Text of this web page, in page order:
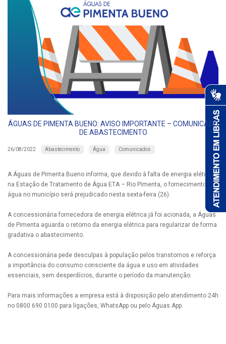
ÁGUAS DE PIMENTA BUENO: AVISO IMPORTANTE – COMUNICADO
DE ABASTECIMENTO
26/08/2022 Abastecimento Água Comunicados
A Águas de Pimenta Bueno informa, que devido à falta de energia elétrica
na Estação de Tratamento de Água ETA – Rio Pimenta, o fornecimento de
água no município será prejudicado nesta sexta-feira (26).
A concessionária fornecedora de energia elétrica já foi acionada, a Águas
de Pimenta aguarda o retorno da energia elétrica para regularizar de forma
gradativa o abastecimento.
A concessionária pede desculpas à população pelos transtornos e reforça
a importância do consumo consciente da água e uso em atividades
essenciais, sem desperdícios, durante o período da manutenção.
Para mais informações a empresa está à disposição pelo atendimento 24h
no 0800 690 0100 para ligações, WhatsApp ou pelo Águas App.